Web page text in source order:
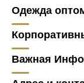
Одежда
Важная